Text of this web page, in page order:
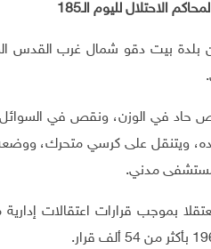
الاحتلال لليوم الـ185
وفا- يواصل المعتقل رائد ريان (27 عاما)، من بلدة بيت دقو شمال
حاد في الوزن، ونقص في السوائل،
ويتنقل على كرسي متحرك،
مستشفى مدني.
أنه يوجد في معتقلات الاحتلال الإسرائيلي نحو 682 معتقلا بموجب قرارات